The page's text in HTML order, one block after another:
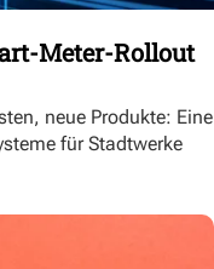
Meter-Rollout
neue Produkte: Eine
für Stadtwerke